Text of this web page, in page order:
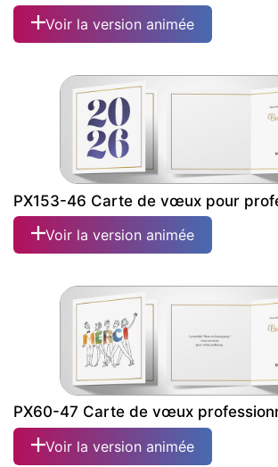
Voir la version animée
PX153-46 Carte de vœux pour
Voir la version animée
PX60-47 Carte de vœux
Voir la version animée